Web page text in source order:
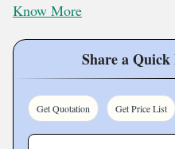
Know More
Share a Quick
Get Quotation Get Price List